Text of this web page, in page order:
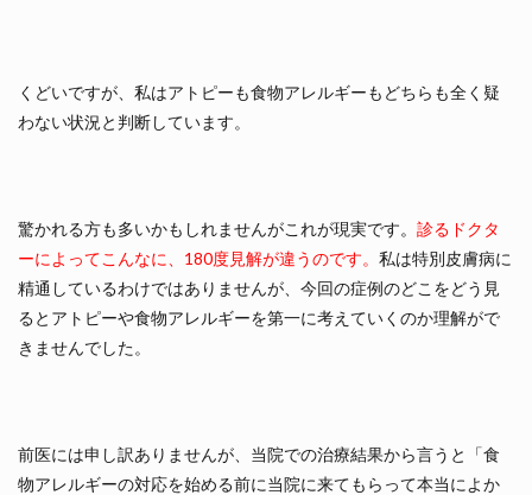
くどいですが、私はアトピーも食物アレルギーもどちらも全く疑
わない状況と判断しています。
驚かれる方も多いかもしれませんがこれが現実です。 診るドクタ
ーによってこんなに、180度見解が違うのです。 私は特別皮膚病に
精通しているわけではありませんが、今回の症例のどこをどう見
るとアトピーや食物アレルギーを第一に考えていくのか理解がで
きませんでした。
前医には申し訳ありませんが、当院での治療結果から言うと「食
物アレルギーの対応を始める前に当院に来てもらって本当によか